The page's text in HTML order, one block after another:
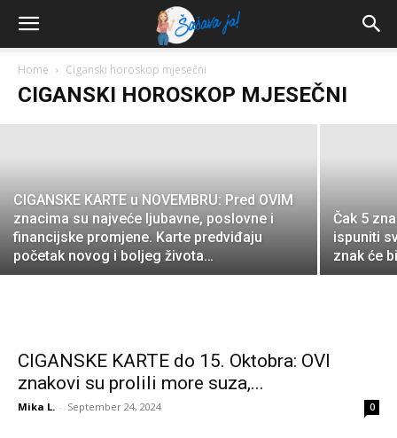
Home Ciganski horoskop mjesečni
CIGANSKI HOROSKOP MJESEČNI
NOVEMBRU: Vrijeme je za ljubavnu
čaroliju! Jednima stiže srodna duša, a
drugima se vraća bivši…
Mika L. - October 21, 2024
CIGANSKE KARTE u NOVEMBRU: Pred OVIM
znacima su najveće ljubavne, poslovne i
financijske promjene. Karte predviđaju
početak novog i boljeg života…
Čak 5
ispuniti
znak će
CIGANSKE KARTE do 15. Oktobra: OVI
znakovi su prolili more suza,...
Mika L. - September 24, 2024 0